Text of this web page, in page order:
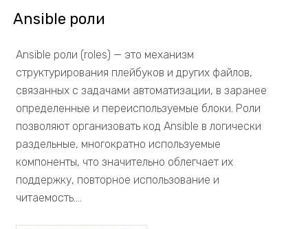
Ansible роли
Ansible роли (roles) — это механизм
структурирования плейбуков и других файлов,
связанных с задачами автоматизации, в заранее
определенные и переиспользуемые блоки. Роли
позволяют организовать код Ansible в логически
раздельные, многократно используемые
компоненты, что значительно облегчает их
поддержку, повторное использование и
читаемость....